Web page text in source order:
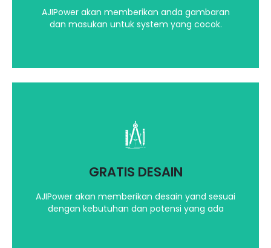
AJIPower akan memberikan anda gambaran
dan masukan untuk system yang cocok.
Hubungi kami
GRATIS DESAIN
AJIPower akan memberikan desain yand sesuai
dengan kebutuhan dan potensi yang ada
Dengan Software, Teknologi yang terbaru dan
canggih kami akan berikan ilustrasi desain yang
Hubungi kami